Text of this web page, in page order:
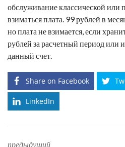
обслуживание классической или
взиматься плата. 99 рублей в
но плата не взимается, если
рублей за расчетный период или
данный счет.
Share on Facebook
LinkedIn
предыдущий